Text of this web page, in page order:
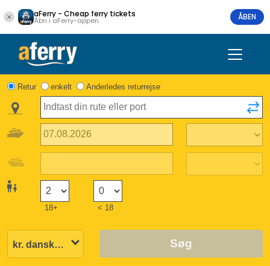
aFerry - Cheap ferry tickets
Åbn i aFerry-appen ÅBEN
Retur enkelt Anderledes returrejse
18+ < 18
Søg